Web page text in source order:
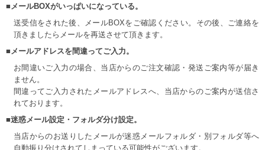
■メールBOXがいっぱいになっている。
送受信をされた後、メールBOXをご確認ください。その後、ご連絡を
頂きましたらメールを再送させて頂きます。
■メールアドレスを間違ってご入力。
お間違いご入力の場合、当店からのご注文確認・発送ご案内等が届き
ません。
間違ってご入力されたメールアドレスへ、当店からのご案内が送信さ
れております。
■迷惑メール設定・フォルダ分け設定。
当店からのお送りしたメールが迷惑メールフォルダ・別フォルダ等へ
自動振り分けされてしまっている可能性がございます。